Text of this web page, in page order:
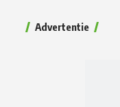
Advertentie